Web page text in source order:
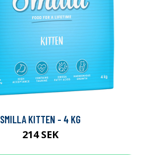
SMILLA KITTEN - 4 KG
214 SEK